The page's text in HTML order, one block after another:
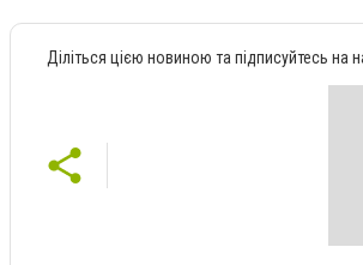
Діліться цією новиною та підписуйтесь на